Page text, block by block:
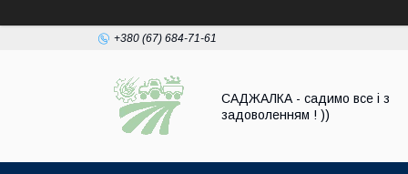
+380 (67) 684-71-61
САДЖАЛКА - садимо все і з
задоволенням ! ))